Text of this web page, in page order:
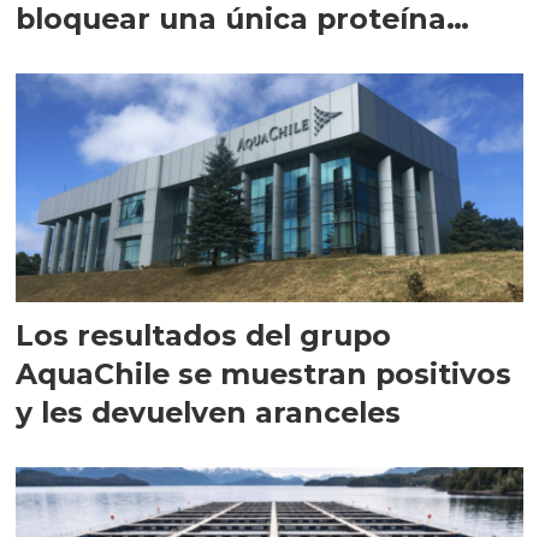
bloquear una única proteína
Los resultados del grupo
AquaChile se muestran positivos
y les devuelven aranceles